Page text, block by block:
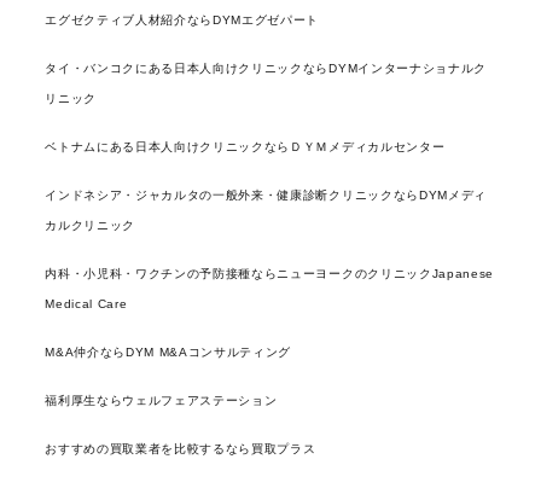
エグゼクティブ人材紹介ならDYMエグゼパート
タイ・バンコクにある日本人向けクリニックならDYMインターナショナルク
リニック
ベトナムにある日本人向けクリニックならＤＹＭメディカルセンター
インドネシア・ジャカルタの一般外来・健康診断クリニックならDYMメディ
カルクリニック
内科・小児科・ワクチンの予防接種ならニューヨークのクリニックJapanese
Medical Care
M&A仲介ならDYM M&Aコンサルティング
福利厚生ならウェルフェアステーション
おすすめの買取業者を比較するなら買取プラス